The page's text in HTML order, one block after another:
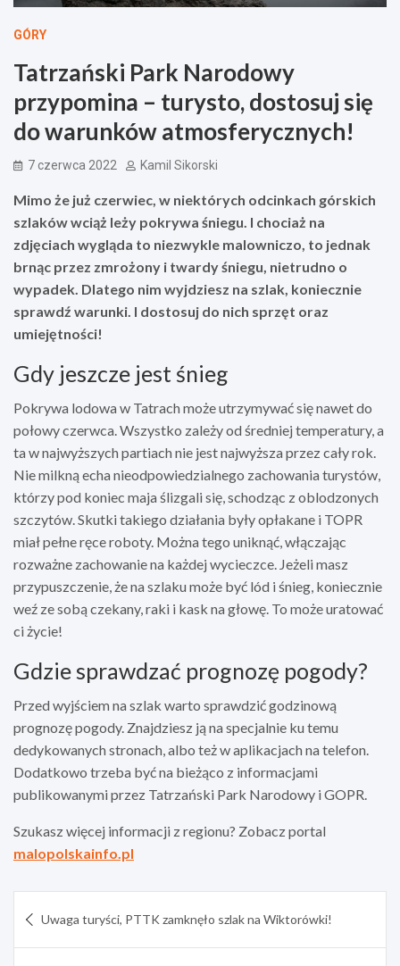
GÓRY
Tatrzański Park Narodowy
przypomina – turysto, dostosuj się
do warunków atmosferycznych!
7 czerwca 2022 Kamil Sikorski
Mimo że już czerwiec, w niektórych odcinkach górskich
szlaków wciąż leży pokrywa śniegu. I chociaż na
zdjęciach wygląda to niezwykle malowniczo, to jednak
brnąc przez zmrożony i twardy śniegu, nietrudno o
wypadek. Dlatego nim wyjdziesz na szlak, koniecznie
sprawdź warunki. I dostosuj do nich sprzęt oraz
umiejętności!
Gdy jeszcze jest śnieg
Pokrywa lodowa w Tatrach może utrzymywać się nawet do
połowy czerwca. Wszystko zależy od średniej temperatury, a
ta w najwyższych partiach nie jest najwyższa przez cały rok.
Nie milkną echa nieodpowiedzialnego zachowania turystów,
którzy pod koniec maja ślizgali się, schodząc z oblodzonych
szczytów. Skutki takiego działania były opłakane i TOPR
miał pełne ręce roboty. Można tego uniknąć, włączając
rozważne zachowanie na każdej wycieczce. Jeżeli masz
przypuszczenie, że na szlaku może być lód i śnieg, koniecznie
weź ze sobą czekany, raki i kask na głowę. To może uratować
ci życie!
Gdzie sprawdzać prognozę pogody?
Przed wyjściem na szlak warto sprawdzić godzinową
prognozę pogody. Znajdziesz ją na specjalnie ku temu
dedykowanych stronach, albo też w aplikacjach na telefon.
Dodatkowo trzeba być na bieżąco z informacjami
publikowanymi przez Tatrzański Park Narodowy i GOPR.
Szukasz więcej informacji z regionu? Zobacz portal
malopolskainfo.pl
wpisu
Uwaga turyści, PTTK zamknęło szlak na Wiktorówki!